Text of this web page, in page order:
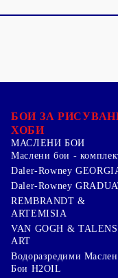
БОИ ЗА
ХОБИ
МАСЛЕНИ БОИ
Маслени бои -
Daler-Rowney
Daler-Rowney
REMBRANDT &
ARTEMISIA
VAN GOGH & TALENS
ART
Водоразредими
Бои H2OIL